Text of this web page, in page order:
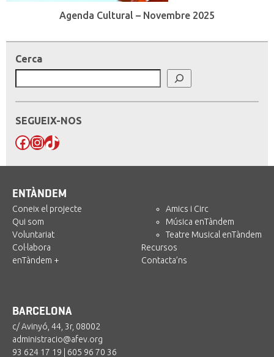
Agenda Cultural – Novembre 2025
Cerca
SEGUEIX-NOS
Facebook
Instagram
TikTok
ENTÀNDEM
Coneix el projecte
Qui som
Voluntariat
Col·labora
enTàndem +
Amics i Circ
Música enTàndem
Teatre Musical enTàndem
Recursos
Contacta’ns
BARCELONA
c/ Avinyó, 44, 3r, 08002
administracio@afev.org
93 624 17 19
605 96 70 36